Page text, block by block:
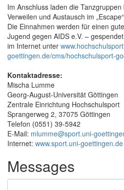
Im Anschluss laden die
Verweilen und Austausch im
Die Einnahmen werden für einen
Jugend gegen AIDS e.V. –
im Internet unter
goettingen.de/cms/hochschulsport-
Kontaktadresse:
Mischa Lumme
Georg-August-Universität Göttingen
Zentrale Einrichtung Hochschulsport
Sprangerweg 2, 37075 Göttingen
Telefon (0551) 39-5942
E-Mail: mlumme@sport.uni-
Internet: www.sport.uni-goettingen.de
Messages